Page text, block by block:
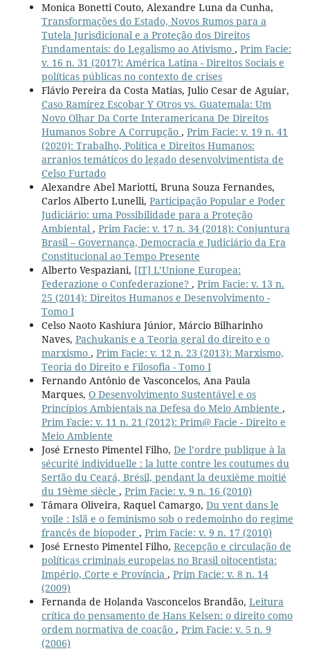
Monica Bonetti Couto, Alexandre Luna da Cunha,
Transformações do Estado, Novos Rumos para a
Tutela Jurisdicional e a Proteção dos Direitos
Fundamentais: do Legalismo ao Ativismo , Prim Facie:
v. 16 n. 31 (2017): América Latina - Direitos Sociais e
políticas públicas no contexto de crises
Flávio Pereira da Costa Matias, Julio Cesar de Aguiar,
Caso Ramírez Escobar Y Otros vs. Guatemala: Um
Novo Olhar Da Corte Interamericana De Direitos
Humanos Sobre A Corrupção , Prim Facie: v. 19 n. 41
(2020): Trabalho, Política e Direitos Humanos:
arranjos temáticos do legado desenvolvimentista de
Celso Furtado
Alexandre Abel Mariotti, Bruna Souza Fernandes,
Carlos Alberto Lunelli, Participação Popular e Poder
Judiciário: uma Possibilidade para a Proteção
Ambiental , Prim Facie: v. 17 n. 34 (2018): Conjuntura
Brasil – Governança, Democracia e Judiciário da Era
Constitucional ao Tempo Presente
Alberto Vespaziani, [IT] L’Unione Europea:
Federazione o Confederazione? , Prim Facie: v. 13 n.
25 (2014): Direitos Humanos e Desenvolvimento -
Tomo I
Celso Naoto Kashiura Júnior, Márcio Bilharinho
Naves, Pachukanis e a Teoria geral do direito e o
marxismo , Prim Facie: v. 12 n. 23 (2013): Marxismo,
Teoria do Direito e Filosofia - Tomo I
Fernando Antônio de Vasconcelos, Ana Paula
Marques, O Desenvolvimento Sustentável e os
Princípios Ambientais na Defesa do Meio Ambiente ,
Prim Facie: v. 11 n. 21 (2012): Prim@ Facie - Direito e
Meio Ambiente
José Ernesto Pimentel Filho, De l’ordre publique à la
sécurité individuelle : la lutte contre les coutumes du
Sertão du Ceará, Brésil, pendant la deuxième moitié
du 19ème siècle , Prim Facie: v. 9 n. 16 (2010)
Tâmara Oliveira, Raquel Camargo, Du vent dans le
voile : Islã e o feminismo sob o redemoinho do regime
francês de biopoder , Prim Facie: v. 9 n. 17 (2010)
José Ernesto Pimentel Filho, Recepção e circulação de
políticas criminais europeias no Brasil oitocentista:
Império, Corte e Província , Prim Facie: v. 8 n. 14
(2009)
Fernanda de Holanda Vasconcelos Brandão, Leitura
crítica do pensamento de Hans Kelsen: o direito como
ordem normativa de coação , Prim Facie: v. 5 n. 9
(2006)